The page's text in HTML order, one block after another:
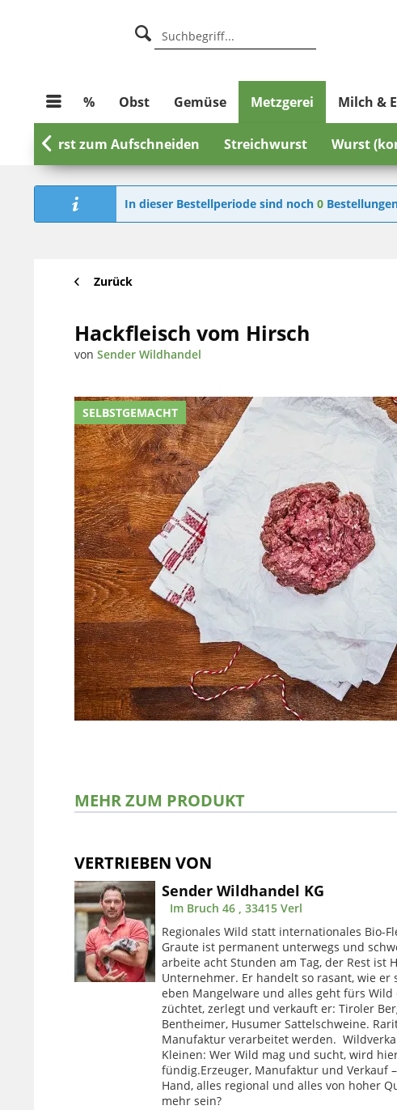
% Obst Gemüse Metzgerei Milch &
Wurst zum Aufschneiden Streichwurst Wurst

In dieser Bestellperiode sind noch 0
Zurück
Hackfleisch vom Hirsch
von Sender Wildhandel
SELBSTGEMACHT
MEHR ZUM PRODUKT
VERTRIEBEN VON
Sender Wildhandel KG
Im Bruch 46 , 33415 Verl
Regionales Wild statt internationales Bio-
Graute ist permanent unterwegs und
arbeite acht Stunden am Tag, der Rest ist
Unternehmer. Er handelt so rasant, wie er
eben Mangelware und alles geht fürs Wild
züchtet, zerlegt und verkauft er: Tiroler
Bentheimer, Husumer Sattelschweine.
Manufaktur verarbeitet werden.
Kleinen: Wer Wild mag und sucht, wird
fündig.Erzeuger, Manufaktur und Verkauf
Hand, alles regional und alles von hoher
mehr sein?